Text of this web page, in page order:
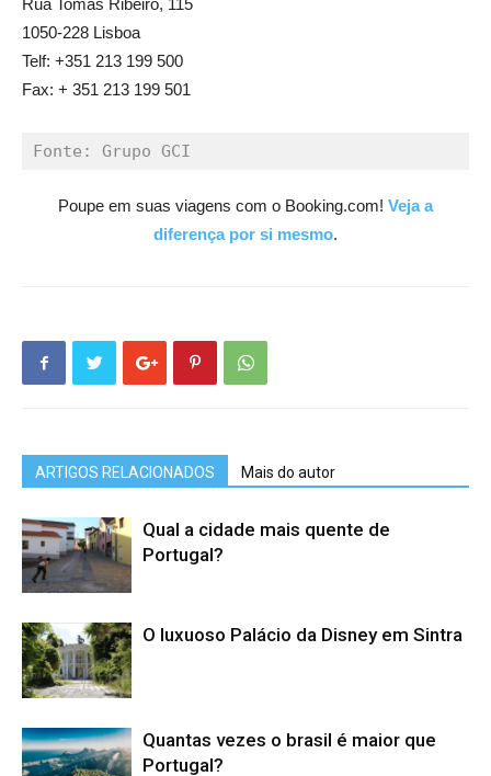
Rua Tomás Ribeiro, 115
1050-228 Lisboa
Telf: +351 213 199 500
Fax: + 351 213 199 501
Fonte: Grupo GCI
Poupe em suas viagens com o Booking.com! Veja a
diferença por si mesmo.
ARTIGOS RELACIONADOS Mais do autor
Qual a cidade mais quente de
Portugal?
O luxuoso Palácio da Disney em Sintra
Quantas vezes o brasil é maior que
Portugal?